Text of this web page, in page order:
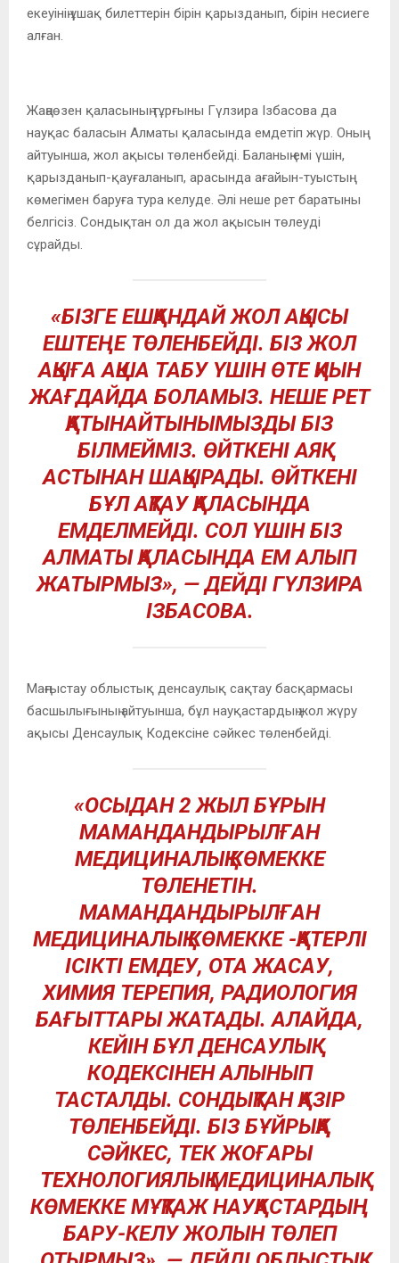
екеуінің ұшақ билеттерін бірін қарызданып, бірін несиеге
алған.
Жаңаөзен қаласының тұрғыны Гүлзира Ізбасова да
науқас баласын Алматы қаласында емдетіп жүр. Оның
айтуынша, жол ақысы төленбейді. Баланың емі үшін,
қарызданып-қауғаланып, арасында ағайын-туыстың
көмегімен баруға тура келуде. Әлі неше рет баратыны
белгісіз. Сондықтан ол да жол ақысын төлеуді
сұрайды.
«БІЗГЕ ЕШҚАНДАЙ ЖОЛ АҚЫСЫ
ЕШТЕҢЕ ТӨЛЕНБЕЙДІ. БІЗ ЖОЛ
АҚЫҒА АҚША ТАБУ ҮШІН ӨТЕ ҚИЫН
ЖАҒДАЙДА БОЛАМЫЗ. НЕШЕ РЕТ
ҚАТЫНАЙТЫНЫМЫЗДЫ БІЗ
БІЛМЕЙМІЗ. ӨЙТКЕНІ АЯҚ
АСТЫНАН ШАҚЫРАДЫ. ӨЙТКЕНІ
БҰЛ АҚТАУ ҚАЛАСЫНДА
ЕМДЕЛМЕЙДІ. СОЛ ҮШІН БІЗ
АЛМАТЫ ҚАЛАСЫНДА ЕМ АЛЫП
ЖАТЫРМЫЗ», — ДЕЙДІ ГҮЛЗИРА
ІЗБАСОВА.
Маңғыстау облыстық денсаулық сақтау басқармасы
басшылығының айтуынша, бұл науқастардың жол жүру
ақысы Денсаулық Кодексіне сәйкес төленбейді.
«ОСЫДАН 2 ЖЫЛ БҰРЫН
МАМАНДАНДЫРЫЛҒАН
МЕДИЦИНАЛЫҚ КӨМЕККЕ
ТӨЛЕНЕТІН.
МАМАНДАНДЫРЫЛҒАН
МЕДИЦИНАЛЫҚ КӨМЕККЕ -ҚАТЕРЛІ
ІСІКТІ ЕМДЕУ, ОТА ЖАСАУ,
ХИМИЯ ТЕРЕПИЯ, РАДИОЛОГИЯ
БАҒЫТТАРЫ ЖАТАДЫ. АЛАЙДА,
КЕЙІН БҰЛ ДЕНСАУЛЫҚ
КОДЕКСІНЕН АЛЫНЫП
ТАСТАЛДЫ. СОНДЫҚТАН ҚАЗІР
ТӨЛЕНБЕЙДІ. БІЗ БҰЙРЫҚҚА
СӘЙКЕС, ТЕК ЖОҒАРЫ
ТЕХНОЛОГИЯЛЫҚ МЕДИЦИНАЛЫҚ
КӨМЕККЕ МҰҚТАЖ НАУҚАСТАРДЫҢ
БАРУ-КЕЛУ ЖОЛЫН ТӨЛЕП